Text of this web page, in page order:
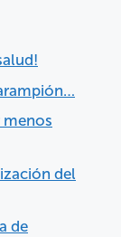
menos
del
de